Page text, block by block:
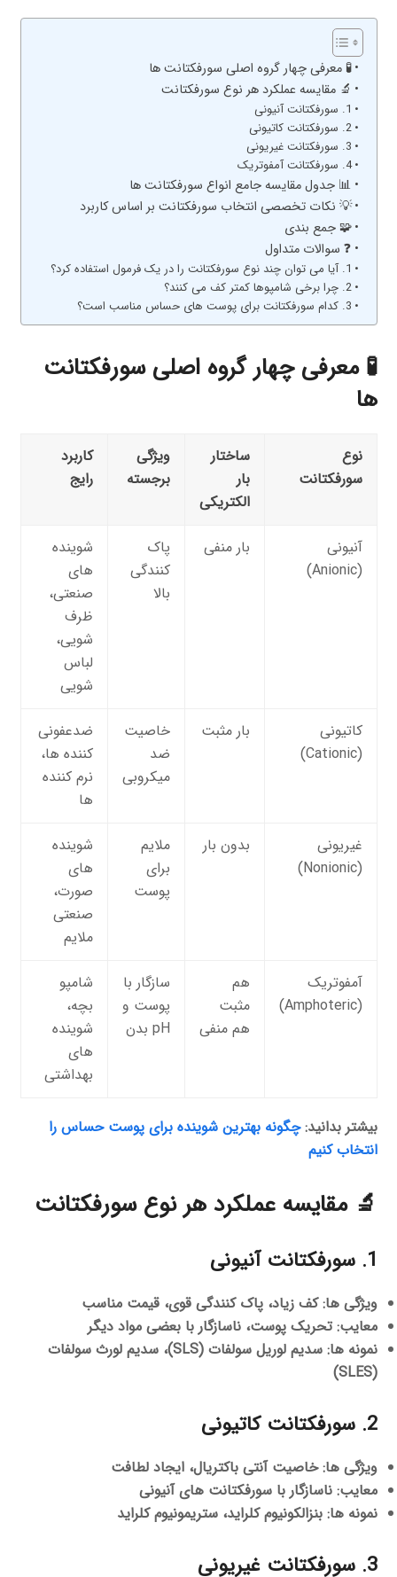
🧪 معرفی چهار گروه اصلی سورفکتانت ها
🔬 مقایسه عملکرد هر نوع سورفکتانت
1. سورفکتانت آنیونی
2. سورفکتانت کاتیونی
3. سورفکتانت غیریونی
4. سورفکتانت آمفوتریک
📊 جدول مقایسه جامع انواع سورفکتانت ها
💡 نکات تخصصی انتخاب سورفکتانت بر اساس کاربرد
🧩 جمع بندی
❓ سوالات متداول
1. آیا می توان چند نوع سورفکتانت را در یک فرمول استفاده کرد؟
2. چرا برخی شامپوها کمتر کف می کنند؟
3. کدام سورفکتانت برای پوست های حساس مناسب است؟
🧪 معرفی چهار گروه اصلی سورفکتانت
ها
نوع
سورفکتانت
ساختار
بار
الکتریکی
ویژگی
برجسته
کاربرد
رایج
آنیونی
(Anionic)
بار منفی
پاک
کنندگی
بالا
شوینده
های
صنعتی،
ظرف
شویی،
لباس
شویی
کاتیونی
(Cationic)
بار مثبت
خاصیت
ضد
میکروبی
ضدعفونی
کننده ها،
نرم کننده
ها
غیریونی
(Nonionic)
بدون بار
ملایم
برای
پوست
شوینده
های
صورت،
صنعتی
ملایم
آمفوتریک
(Amphoteric)
هم
مثبت
هم منفی
سازگار با
پوست و
pH بدن
شامپو
بچه،
شوینده
های
بهداشتی
بیشتر بدانید:چگونه بهترین شوینده برای پوست حساس را
انتخاب کنیم
🔬 مقایسه عملکرد هر نوع سورفکتانت
1. سورفکتانت آنیونی
ویژگی ها:کف زیاد، پاک کنندگی قوی، قیمت مناسب
معایب: تحریک پوست، ناسازگار با بعضی مواد دیگر
نمونه ها:
سدیم لوریل سولفات (SLS)، سدیم لورث سولفات
(SLES)
2. سورفکتانت کاتیونی
ویژگی ها:خاصیت آنتی باکتریال، ایجاد لطافت
معایب: ناسازگار با سورفکتانت های آنیونی
نمونه ها: بنزالکونیوم کلراید، ستریمونیوم کلراید
3. سورفکتانت غیریونی